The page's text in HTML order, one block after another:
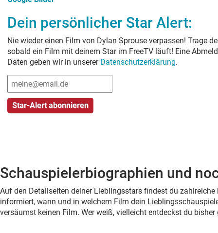
Dein persönlicher Star Alert:
Nie wieder einen Film von Dylan Sprouse verpassen! Trage
sobald ein Film mit deinem Star im FreeTV läuft! Eine
Daten geben wir in unserer Datenschutzerklärung.
Schauspielerbiographien und
Auf den Detailseiten deiner Lieblingsstars findest du
informiert, wann und in welchem Film dein
versäumst keinen Film. Wer weiß, vielleicht entdeckst du